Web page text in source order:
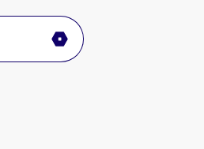
メールで無料相談する